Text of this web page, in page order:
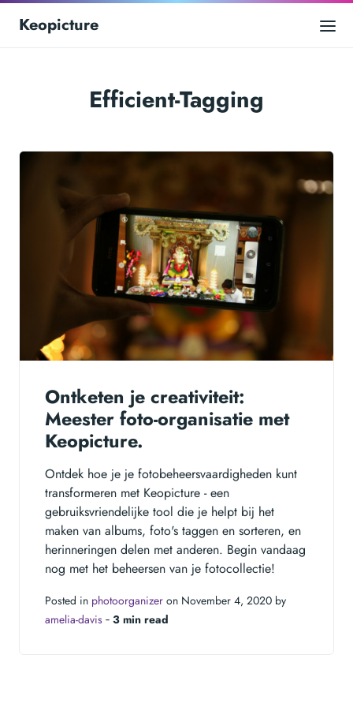
Keopicture
Efficient-Tagging
Ontketen je creativiteit:
Meester foto-organisatie met
Keopicture.
Ontdek hoe je je fotobeheersvaardigheden kunt
transformeren met Keopicture - een
gebruiksvriendelijke tool die je helpt bij het
maken van albums, foto's taggen en sorteren, en
herinneringen delen met anderen. Begin vandaag
nog met het beheersen van je fotocollectie!
Posted in photoorganizer on November 4, 2020 by
amelia-davis ‐ 3 min read